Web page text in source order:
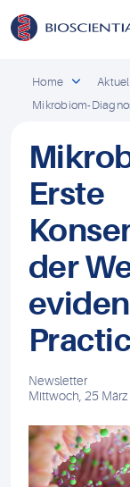
Home
Mikrobiom-
Erste
der
Newsletter
Mittwoch, 25